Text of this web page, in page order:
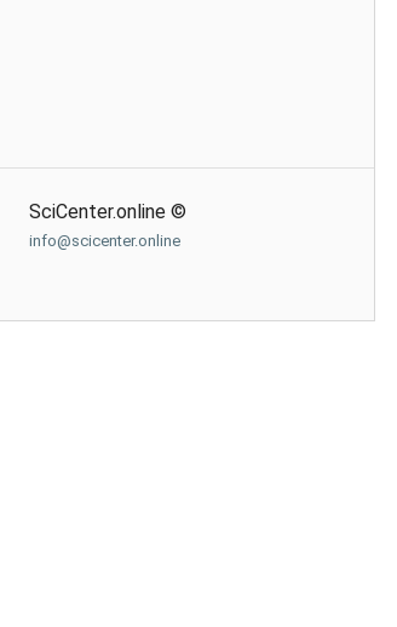
SciCenter.online ©
info@scicenter.online